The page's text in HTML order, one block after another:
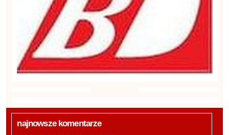
najnowsze komentarze